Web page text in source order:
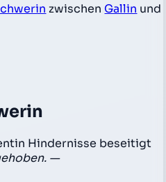
zwischen Gallin und
Hindernisse beseitigt
—